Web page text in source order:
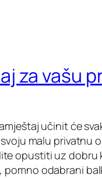
za vašu
učinit će
malu privatnu
opustiti uz
pomno odabrani